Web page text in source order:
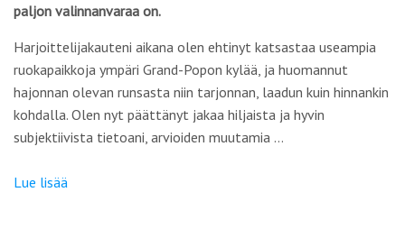
paljon valinnanvaraa on.
Harjoittelijakauteni aikana olen ehtinyt katsastaa useampia
ruokapaikkoja ympäri Grand-Popon kylää, ja huomannut
hajonnan olevan runsasta niin tarjonnan, laadun kuin hinnankin
kohdalla. Olen nyt päättänyt jakaa hiljaista ja hyvin
subjektiivista tietoani, arvioiden muutamia …
Lue lisää